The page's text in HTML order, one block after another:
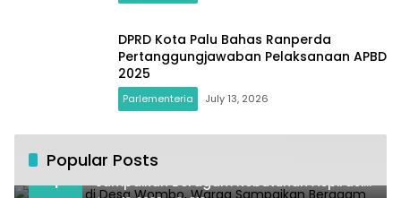
DPRD Kota Palu Bahas Ranperda
Pertanggungjawaban Pelaksanaan APBD
2025
Parlementeria July 13, 2026
Popular Posts
1
Kundapil di Desa Wombo, Warga
Sampaikan Beragam Kebutuhan Aspirasi